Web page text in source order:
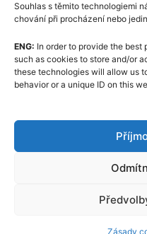
Souhlas s těmito technologiemi
chování při procházení nebo
ENG: In order to provide the
such as cookies to store and/or
these technologies will allow us
behavior or a unique ID on this
Zásady
Zásady cookies (EU)
GDPR
Redakční kodex